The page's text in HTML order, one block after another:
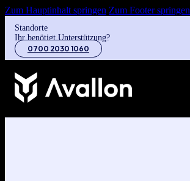
Zum Hauptinhalt springen Zum Footer springen
Standorte
Ihr benötigt Unterstützung?
0700 2030 1060